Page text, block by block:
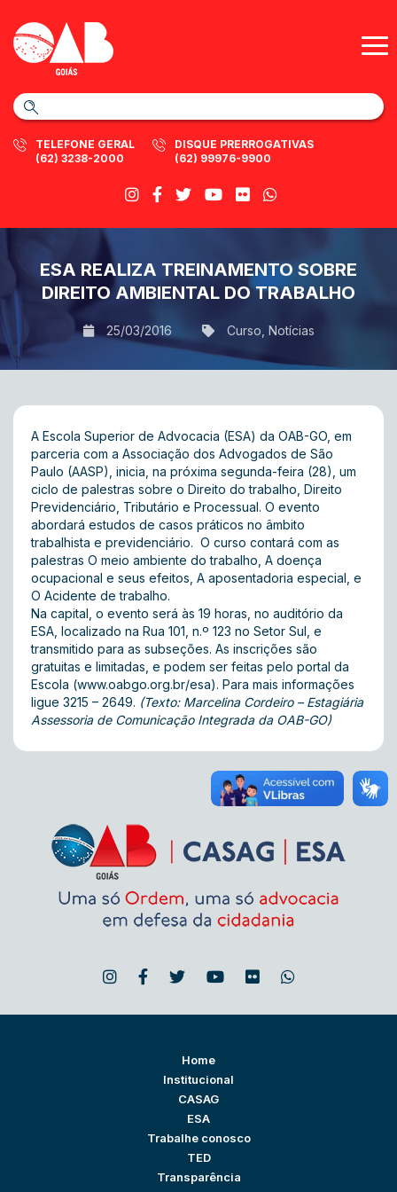
TELEFONE GERAL
(62) 3238-2000
DISQUE PRERROGATIVAS
(62) 99976-9900
ESA REALIZA TREINAMENTO SOBRE
DIREITO AMBIENTAL DO TRABALHO
25/03/2016 Curso Notícias
A Escola Superior de Advocacia (ESA) da OAB-GO, em
parceria com a Associação dos Advogados de São
Paulo (AASP), inicia, na próxima segunda-feira (28), um
ciclo de palestras sobre o Direito do trabalho, Direito
Previdenciário, Tributário e Processual. O evento
abordará estudos de casos práticos no âmbito
trabalhista e previdenciário. O curso contará com as
palestras O meio ambiente do trabalho, A doença
ocupacional e seus efeitos, A aposentadoria especial, e
O Acidente de trabalho.
Na capital, o evento será às 19 horas, no auditório da
ESA, localizado na Rua 101, n.º 123 no Setor Sul, e
transmitido para as subseções. As inscrições são
gratuitas e limitadas, e podem ser feitas pelo portal da
Escola (www.oabgo.org.br/esa). Para mais informações
ligue 3215 – 2649. (Texto: Marcelina Cordeiro – Estagiária
Assessoria de Comunicação Integrada da OAB-GO)
Home
Institucional
CASAG
ESA
Trabalhe conosco
TED
Transparência